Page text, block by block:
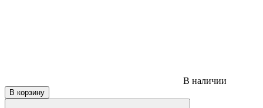
В наличии
В корзину